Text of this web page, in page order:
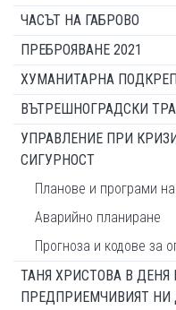
ЧАСЪТ НА ГАБРОВО
ПРЕБРОЯВАНЕ 2021
ХУМАНИТАРНА
ВЪТРЕШНОГРАДСКИ
УПРАВЛЕНИЕ ПРИ
СИГУРНОСТ
Планове и програми
Аварийно планиране
Прогноза и кодове за
ТАНЯ ХРИСТОВА В ДЕНЯ
ПРЕДПРИЕМЧИВИЯТ НИ